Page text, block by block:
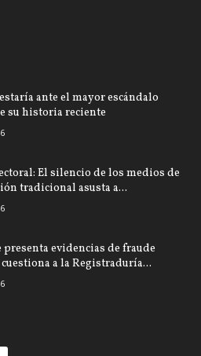
ante el mayor escándalo
su historia reciente
El silencio de los medios de
tradicional asusta a...
presenta evidencias de fraude
a la Registraduría...